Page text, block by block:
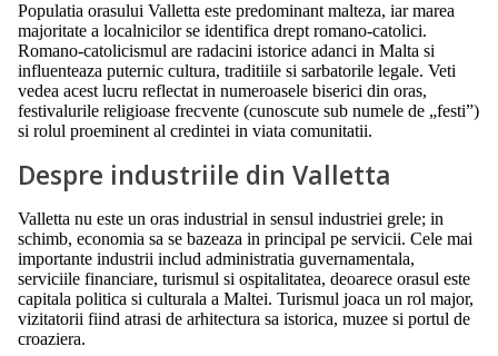
Populatia orasului Valletta este predominant malteza, iar marea
majoritate a localnicilor se identifica drept romano-catolici.
Romano-catolicismul are radacini istorice adanci in Malta si
influenteaza puternic cultura, traditiile si sarbatorile legale. Veti
vedea acest lucru reflectat in numeroasele biserici din oras,
festivalurile religioase frecvente (cunoscute sub numele de „festi”)
si rolul proeminent al credintei in viata comunitatii.
Despre industriile din Valletta
Valletta nu este un oras industrial in sensul industriei grele; in
schimb, economia sa se bazeaza in principal pe servicii. Cele mai
importante industrii includ administratia guvernamentala,
serviciile financiare, turismul si ospitalitatea, deoarece orasul este
capitala politica si culturala a Maltei. Turismul joaca un rol major,
vizitatorii fiind atrasi de arhitectura sa istorica, muzee si portul de
croaziera.